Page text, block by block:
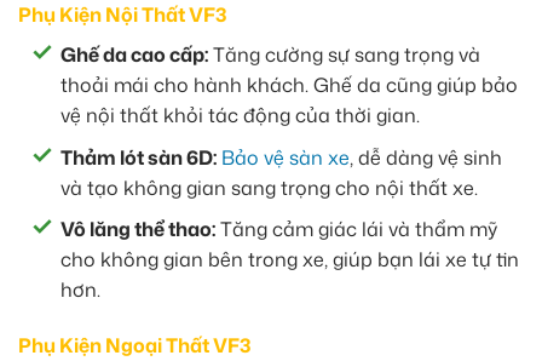
Phụ Kiện Nội Thất VF3
Ghế da cao cấp:Tăng cường sự sang trọng và
thoải mái cho hành khách. Ghế da cũng giúp bảo
vệ nội thất khỏi tác động của thời gian.
Thảm lót sàn 6D: Bảo vệ sàn xe, dễ dàng vệ sinh
và tạo không gian sang trọng cho nội thất xe.
Vô lăng thể thao:Tăng cảm giác lái và thẩm mỹ
cho không gian bên trong xe, giúp bạn lái xe tự tin
hơn.
Phụ Kiện Ngoại Thất VF3